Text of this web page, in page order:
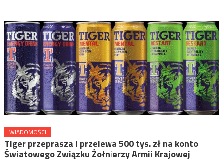
WIADOMOŚCI
Tiger przeprasza i przelewa 500 tys. zł na konto
Światowego Związku Żołnierzy Armii Krajowej